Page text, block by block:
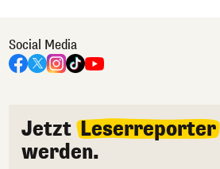
Social Media
Jetzt Leserreporter
werden.